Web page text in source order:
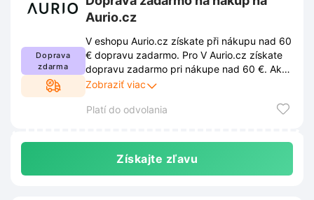
Doprava
zdarma
Aurio.cz
V eshopu Aurio.cz získate při nákupu nad 60
€ dopravu zadarmo. Pro V Aurio.cz získate
dopravu zadarmo pri nákupe nad 60 €. Ak
chcete využiť zľavu, musíte dodržiavať
podmienky sú uverejnené na webovej
Zobraziť viac
Platí do odvolania
Získajte zľavu